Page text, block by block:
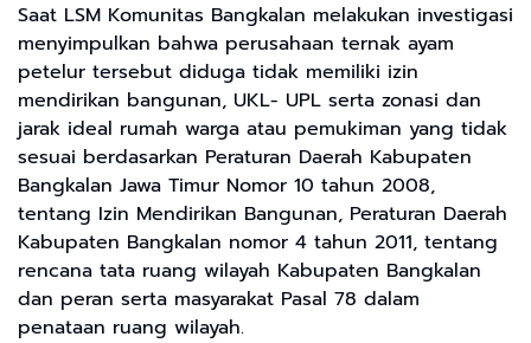
Saat LSM Komunitas Bangkalan melakukan investigasi
menyimpulkan bahwa perusahaan ternak ayam
petelur tersebut diduga tidak memiliki izin
mendirikan bangunan, UKL- UPL serta zonasi dan
jarak ideal rumah warga atau pemukiman yang tidak
sesuai berdasarkan Peraturan Daerah Kabupaten
Bangkalan Jawa Timur Nomor 10 tahun 2008,
tentang Izin Mendirikan Bangunan, Peraturan Daerah
Kabupaten Bangkalan nomor 4 tahun 2011, tentang
rencana tata ruang wilayah Kabupaten Bangkalan
dan peran serta masyarakat Pasal 78 dalam
penataan ruang wilayah.